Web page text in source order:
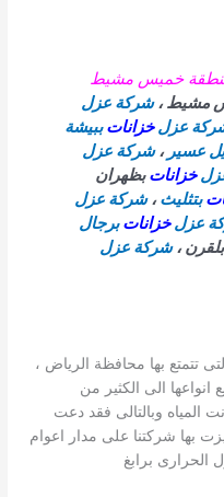
خميس مشيط
مشيط ،شركة عزل
عزلخزاناتببيشة
عسير،شركة عزل
خزاناتبظهران
بتثليث، شركة عزل
عزلخزاناتبرجال
بلقرن ، شركة عزل
تتمتع بها محافظة الرياض ،
الى الكثير من
المياه وبالتالى فقد دعت
بها شركتنا على مدار اعوام
الحرارى برابغ